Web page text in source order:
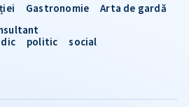
Gastronomie
Arta de gardă
politic social